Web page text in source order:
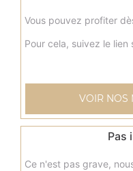
hachée, poivrons, olives
Vous pouvez profiter
Pour cela, suivez le lien
VOIR NOS
Pas
Ce n'est pas grave,